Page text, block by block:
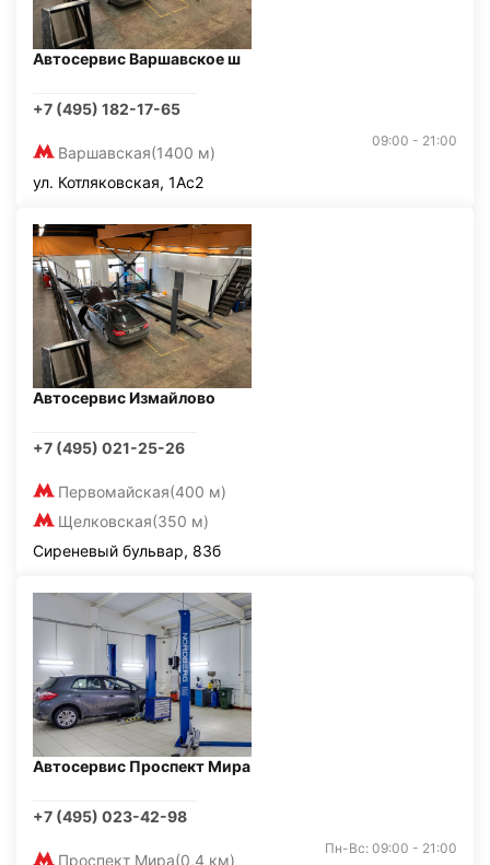
Автосервис Варшавское ш
+7 (495) 182-17-65
Варшавская(1400 м)
09:00 - 21:00
ул. Котляковская, 1Ас2
Автосервис Измайлово
+7 (495) 021-25-26
Первомайская(400 м)
Щелковская(350 м)
Сиреневый бульвар, 83б
Автосервис Проспект Мира
+7 (495) 023-42-98
Проспект Мира(0,4 км)
Пн-Вс: 09:00 - 21:00